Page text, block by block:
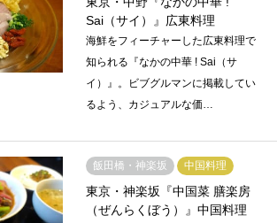
Sai（サイ）』広東料理
海鮮をフィーチャーした広東料理で
知られる『なかの中華 ! Sai（サ
イ）』。ビブグルマンに掲載してい
るよう、カジュアルな価…
飯田橋・神楽坂 中国料理
東京・神楽坂『中国菜 膳楽房
（ぜんらくぼう）』中国料理